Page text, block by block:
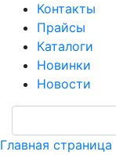
Контакты
Прайсы
Каталоги
Новинки
Новости
Главная страница